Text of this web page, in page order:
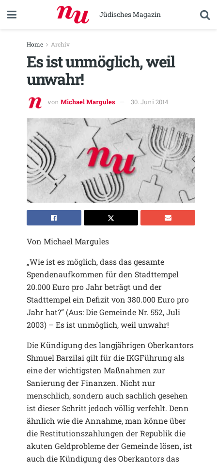
Jüdisches Magazin
Home Archiv
Es ist unmöglich, weil
unwahr!
von Michael Margules 30. Juni 2014
Von Michael Margules
„Wie ist es möglich, dass das gesamte
Spendenaufkommen für den Stadttempel
20.000 Euro pro Jahr beträgt und der
Stadttempel ein Defizit von 380.000 Euro pro
Jahr hat?“ (Aus: Die Gemeinde Nr. 552, Juli
2003) – Es ist unmöglich, weil unwahr!
Die Kündigung des langjährigen Oberkantors
Shmuel Barzilai gilt für die IKGFührung als
eine der wichtigsten Maßnahmen zur
Sanierung der Finanzen. Nicht nur
menschlich, sondern auch sachlich gesehen
ist dieser Schritt jedoch völlig verfehlt. Denn
ähnlich wie die Annahme, man könne über
die Restitutionszahlungen der Republik die
akuten Geldprobleme der Gemeinde lösen, ist
auch die Kündigung des Oberkantors das